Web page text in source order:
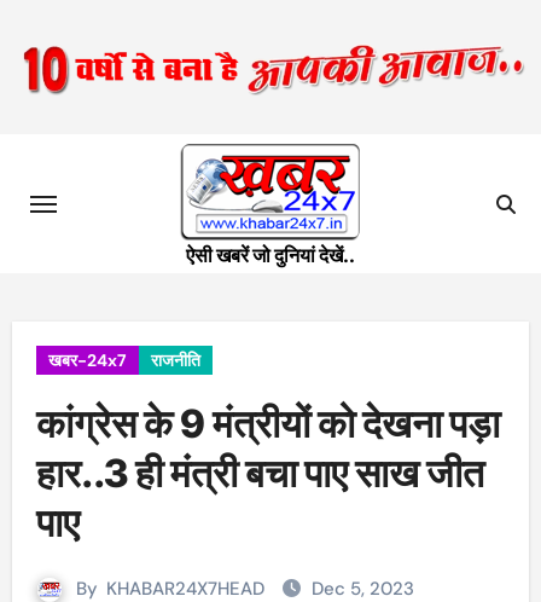
content
ऐसी खबरें जो दुनियां देखें..
खबर-24x7 राजनीति
कांग्रेस के 9 मंत्रीयों को देखना पड़ा
हार..3 ही मंत्री बचा पाए साख जीत
पाए
By KHABAR24X7HEAD Dec 5, 2023